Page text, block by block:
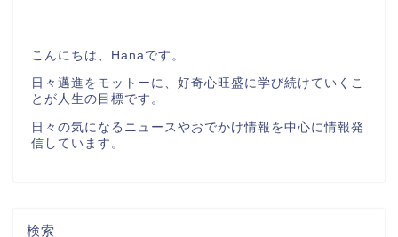
こんにちは、Hanaです。
日々邁進をモットーに、好奇心旺盛に学び続けていくこ
とが人生の目標です。
日々の気になるニュースやおでかけ情報を中心に情報発
信しています。
検索